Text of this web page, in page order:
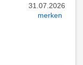
31.07.2026
merken